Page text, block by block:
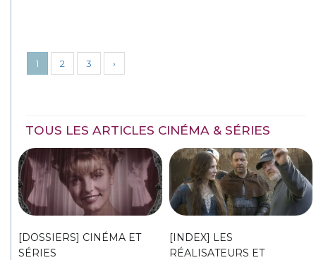
1 2 3 ›
TOUS LES ARTICLES CINÉMA & SÉRIES
[DOSSIERS] CINÉMA ET
SÉRIES
[INDEX] LES
RÉALISATEURS ET